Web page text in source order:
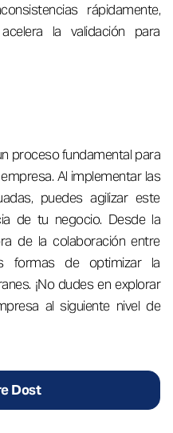
rápidamente,
la validación para
proceso fundamental para
Al implementar las
puedes agilizar este
de tu negocio. Desde la
de la colaboración entre
formas de optimizar la
¡No dudes en explorar
al siguiente nivel de
Dost